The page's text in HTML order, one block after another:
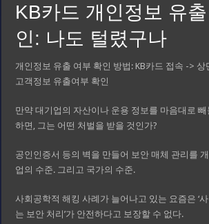
KB카드 개인정보 유
인: 나도 털렸구나
개인정보 유출 여부 확인 방법: KB카드 접속 ->
고객정보 유출여부 확인
만약 대기업의 자산이나 운용 정보를 마음대로
하면, 그는 어떤 처벌을 받을 것인가?
공인인증서 등의 벽을 만들어 보안 매체 관리를
업의 수준. 그리고 국가의 수준.
사회공학적 해킹 사례가 늘어나고 있는 요즘은 ‘
는 보안 처리’가 안전하다고 보장할 수 없다.